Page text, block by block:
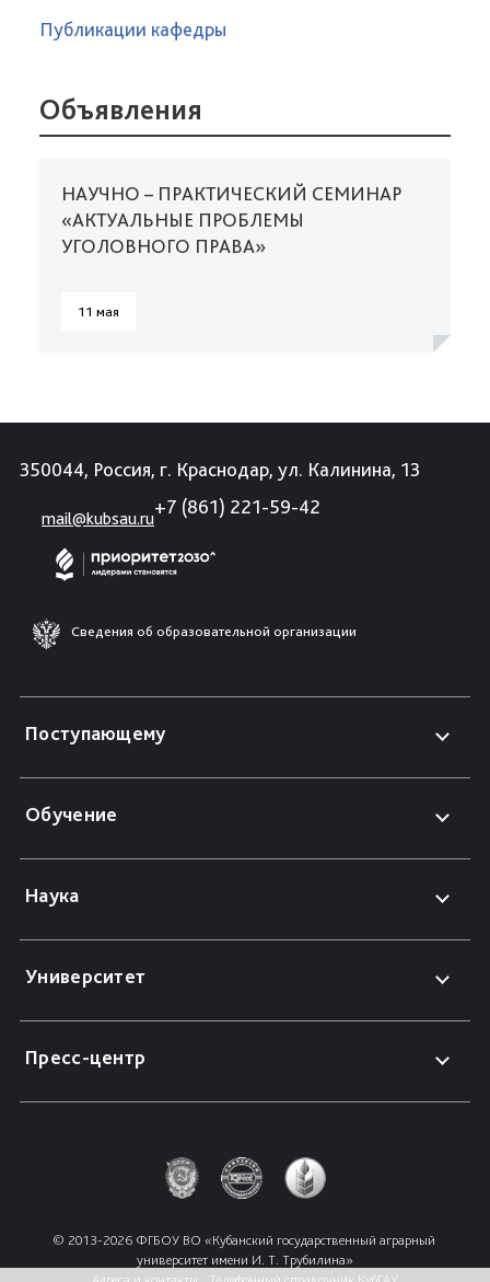
Публикации кафедры
Объявления
НАУЧНО – ПРАКТИЧЕСКИЙ СЕМИНАР
«АКТУАЛЬНЫЕ ПРОБЛЕМЫ
УГОЛОВНОГО ПРАВА»
11 мая
350044, Россия, г. Краснодар, ул. Калинина, 13
mail@kubsau.ru
+7 (861) 221-59-42
Сведения об образовательной организации
Поступающему
Обучение
Наука
Университет
Пресс-центр
© 2013-2026 ФГБОУ ВО «Кубанский государственный аграрный
университет имени И. Т. Трубилина»